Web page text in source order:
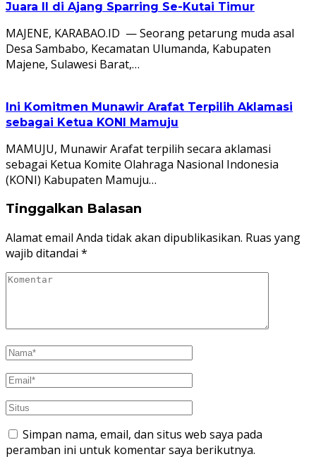
Juara II di Ajang Sparring Se-Kutai Timur
MAJENE, KARABAO.ID — Seorang petarung muda asal
Desa Sambabo, Kecamatan Ulumanda, Kabupaten
Majene, Sulawesi Barat,…
Ini Komitmen Munawir Arafat Terpilih Aklamasi
sebagai Ketua KONI Mamuju
MAMUJU, Munawir Arafat terpilih secara aklamasi
sebagai Ketua Komite Olahraga Nasional Indonesia
(KONI) Kabupaten Mamuju…
Tinggalkan Balasan
Alamat email Anda tidak akan dipublikasikan. Ruas yang
wajib ditandai *
Simpan nama, email, dan situs web saya pada
peramban ini untuk komentar saya berikutnya.